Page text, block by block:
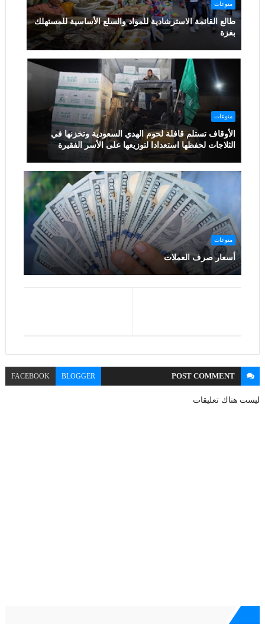
منوعات
طالع القائمة الاسترشادية للمواد والسلع الأساسية للمستهلك
بغزة
منوعات
الأوقاف تستلم قافلة لحوم الهدي السعودية وتخزنها في
الثلاجات لحفظها استعدادا لتوزيعها على الأسر الفقيرة
منوعات
أسعار صرف العملات
POSTCOMMENT
BLOGGER
FACEBOOK
ليست هناك تعليقات